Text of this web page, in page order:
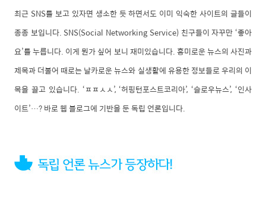
최근 SNS를 보고 있자면 생소한 듯 하면서도 이미 익숙한 사이트의 글들이
종종 보입니다. SNS(Social Networking Service) 친구들이 자꾸만 ‘좋아
요’를 누릅니다. 이게 뭔가 싶어 보니 재미있습니다. 흥미로운 뉴스의 사진과
제목과 더불어 때로는 날카로운 뉴스와 실생활에 유용한 정보들로 우리의 이
목을 끌고 있습니다. ‘ㅍㅍㅅㅅ’, ‘허핑턴포스트코리아’, ‘슬로우뉴스’, ‘인사
이트’…? 바로 웹 블로그에 기반을 둔 독립 언론입니다.